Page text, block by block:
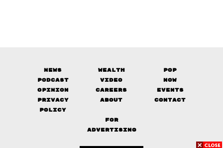
News Wealth
Pop
Podcast
Video
Now
Opinion
Careers
Events
Privacy
Policy
About Contact
FOR
ADVERTISING